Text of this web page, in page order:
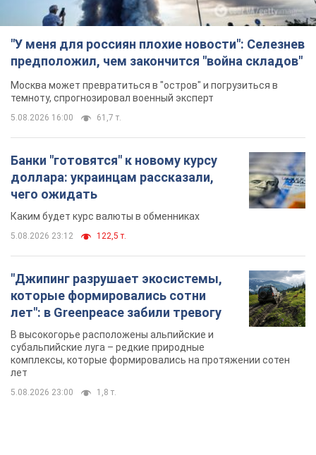
"У меня для россиян плохие новости": Селезнев
предположил, чем закончится "война складов"
Москва может превратиться в "остров" и погрузиться в
темноту, спрогнозировал военный эксперт
5.08.2026 16:00 61,7 т.
Банки "готовятся" к новому курсу
доллара: украинцам рассказали,
чего ожидать
Каким будет курс валюты в обменниках
5.08.2026 23:12 122,5 т.
"Джипинг разрушает экосистемы,
которые формировались сотни
лет": в Greenpeace забили тревогу
В высокогорье расположены альпийские и
субальпийские луга – редкие природные
комплексы, которые формировались на протяжении сотен
лет
5.08.2026 23:00 1,8 т.